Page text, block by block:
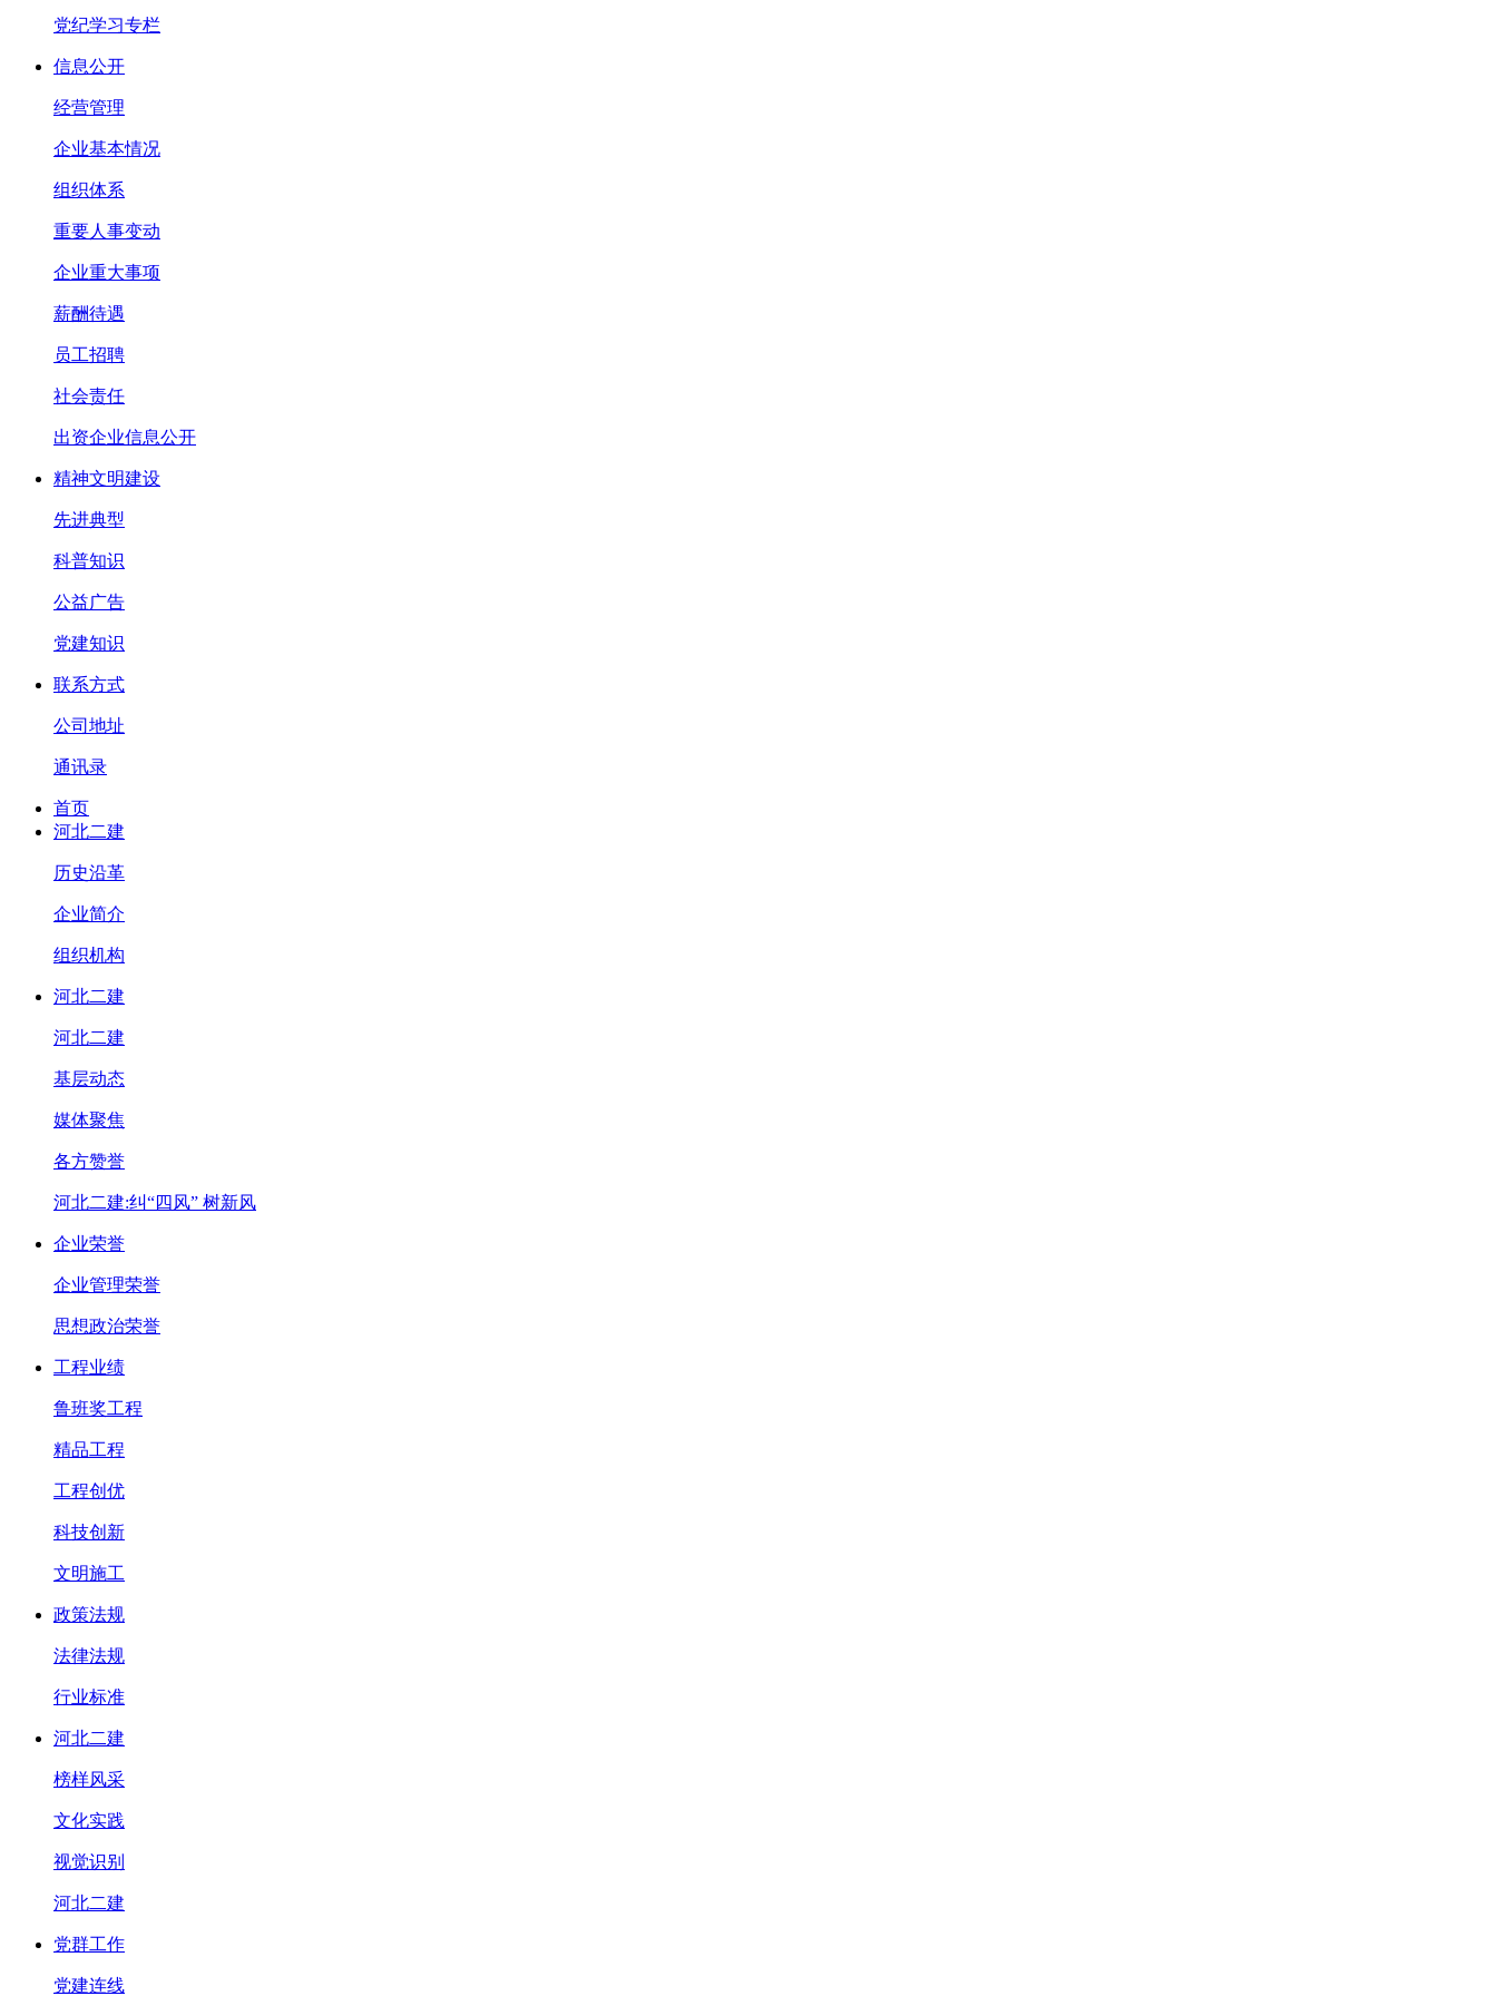
党纪学习专栏
信息公开
经营管理
企业基本情况
组织体系
重要人事变动
企业重大事项
薪酬待遇
员工招聘
社会责任
出资企业信息公开
精神文明建设
先进典型
科普知识
公益广告
党建知识
联系方式
公司地址
通讯录
首页
河北二建
历史沿革
企业简介
组织机构
河北二建
河北二建
基层动态
媒体聚焦
各方赞誉
河北二建:纠“四风” 树新风
企业荣誉
企业管理荣誉
思想政治荣誉
工程业绩
鲁班奖工程
精品工程
工程创优
科技创新
文明施工
政策法规
法律法规
行业标准
河北二建
榜样风采
文化实践
视觉识别
河北二建
党群工作
党建连线